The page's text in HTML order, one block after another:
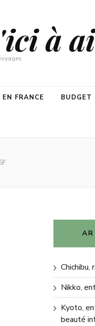
à
FRANCE BUDGET
Nikko,
Kyoto,
beauté